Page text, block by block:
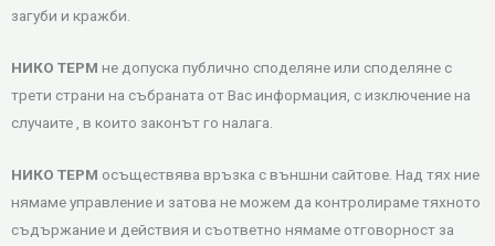
загуби и кражби.
НИКО ТЕРМ не допуска публично споделяне или споделяне с
трети страни на събраната от Вас информация, с изключение на
случаите , в които законът го налага.
НИКО ТЕРМ осъществява връзка с външни сайтове. Над тях ние
нямаме управление и затова не можем да контролираме тяхното
съдържание и действия и съответно нямаме отговорност за